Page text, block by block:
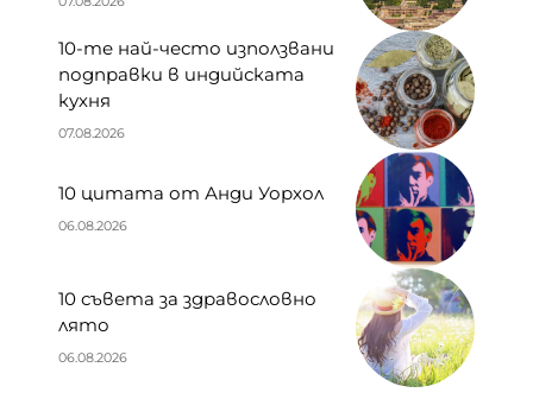
10-те най-често използвани
подправки в индийската
кухня
07.08.2026
10 цитата от Анди Уорхол
06.08.2026
10 съвета за здравословно
лято
06.08.2026